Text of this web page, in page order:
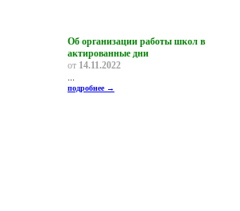
Об организации работы школ в
актированные дни
от 14.11.2022
...
подробнее →